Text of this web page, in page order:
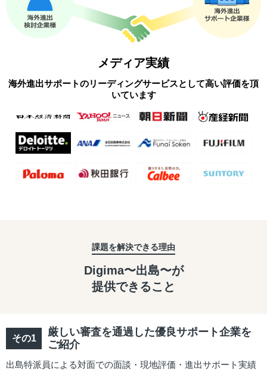
メディア実績
海外進出サポートのリーディングサービスとして高い評価を頂
いています
課題を解決できる理由
Digima〜出島〜が
提供できること
厳しい審査を通過した優良サポート企業を
ご紹介
出島特派員による対面での面談・現地評価・進出サポート実績